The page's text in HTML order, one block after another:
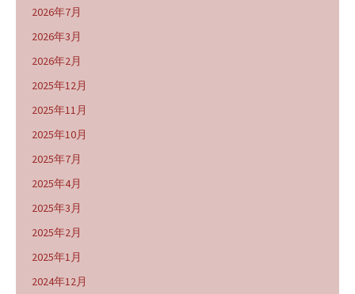
2026年7月
2026年3月
2026年2月
2025年12月
2025年11月
2025年10月
2025年7月
2025年4月
2025年3月
2025年2月
2025年1月
2024年12月